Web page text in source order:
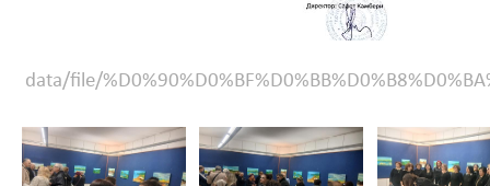
data/file/